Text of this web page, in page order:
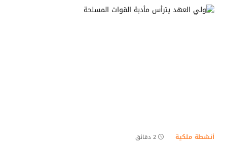
أنشطة ملكية 2 دقائق